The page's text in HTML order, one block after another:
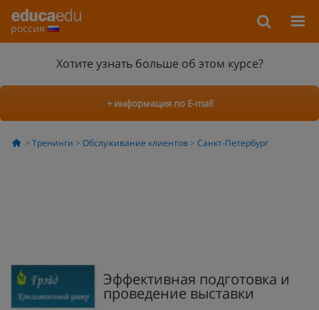
россия
Хотите узнать больше об этом курсе?
+ информация по E-mail
Тренинги Обслуживание клиентов Санкт-Петербург
Эффективная подготовка и
проведение выставки